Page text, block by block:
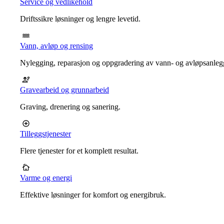
Driftssikre løsninger og lengre levetid.
Vann, avløp og rensing
Nylegging, reparasjon og oppgradering av vann- og
Gravearbeid og grunnarbeid
Graving, drenering og sanering.
Tilleggstjenester
Flere tjenester for et komplett resultat.
Varme og energi
Effektive løsninger for komfort og energibruk.